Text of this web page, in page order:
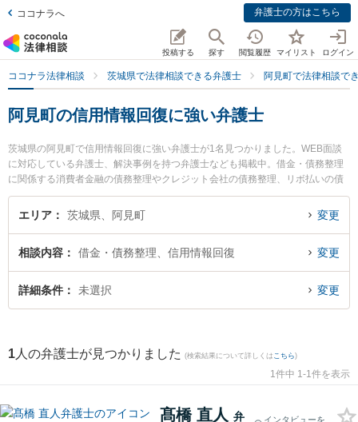
ココナラへ 弁護士の方はこちら
投稿する 探す 閲覧履歴 マイリスト ログイン
ココナラ法律相談 茨城県で法律相談できる弁護士 阿見町で法律相談で
阿見町の信用情報回復に強い弁護士
茨城県の阿見町で信用情報回復に強い弁護士が1名見つかりました。WEB面談
に対応している弁護士、解決事例を持つ弁護士なども掲載中。借金・債務整理
に関係する消費者金融の債務整理やクレジット会社の債務整理、リボ払いの債
務整理等の細かな分野での絞り込み検索もでき便利です。特に阿見法律事務所
の髙橋 直人弁護士のプロフィール情報や弁護士費用、強みなどが注目されてい
を検索したい』『初回相談無料で信用情報回復を法律相談できる阿見町内の弁
護士に相談予約したい』などでお困りの相談者さんにおすすめです。
エリア 茨城県、阿見町 変更
相談内容 借金・債務整理、信用情報回復 変更
詳細条件 未選択 変更
1 人の弁護士が見つかりました (検索結果について詳しくは こちら)
1件中 1-1件を表示
髙橋 直人 弁
インタビューを